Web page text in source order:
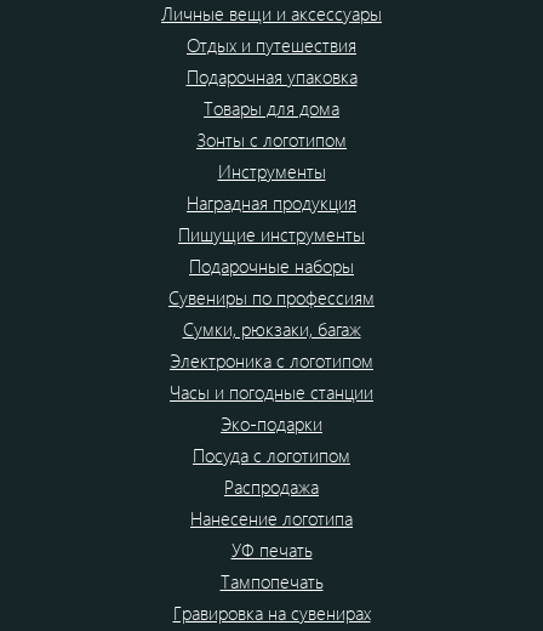
Личные вещи и аксессуары
Отдых и путешествия
Подарочная упаковка
Товары для дома
Зонты с логотипом
Инструменты
Наградная продукция
Пишущие инструменты
Подарочные наборы
Сувениры по профессиям
Сумки, рюкзаки, багаж
Электроника с логотипом
Часы и погодные станции
Эко-подарки
Посуда с логотипом
Распродажа
Нанесение логотипа
УФ печать
Тампопечать
Гравировка на сувенирах